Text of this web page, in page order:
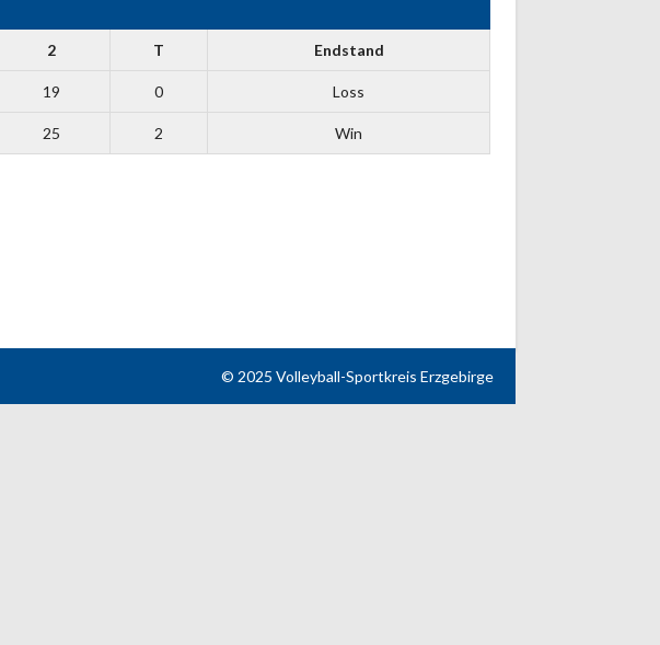
2 T Endstand
19 0 Loss
25 2 Win
© 2025 Volleyball-Sportkreis Erzgebirge